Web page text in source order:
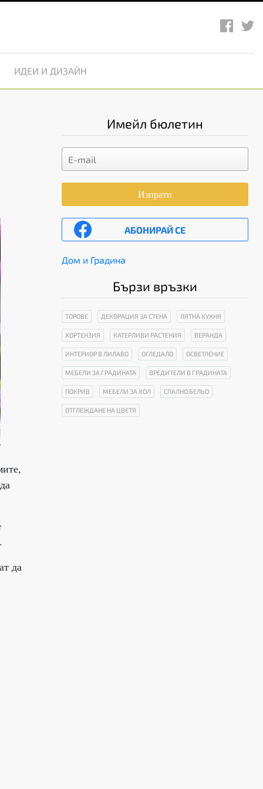
ИДЕИ И ДИЗАЙН
да
Имейл бюлетин
Изпрати
АБОНИРАЙ СЕ
Дом и Градина
Бързи връзки
ТОРОВЕ ДЕКОРАЦИЯ ЗА СТЕНА ЛЯТНА КУХНЯ
ХОРТЕНЗИЯ КАТЕРЛИВИ РАСТЕНИЯ ВЕРАНДА
ИНТЕРИОР В ЛИЛАВО ОГЛЕДАЛО ОСВЕТЛЕНИЕ
МЕБЕЛИ ЗА ГРАДИНАТА ВРЕДИТЕЛИ В ГРАДИНАТА
ПОКРИВ МЕБЕЛИ ЗА ХОЛ СПАЛНО БЕЛЬО
ОТГЛЕЖДАНЕ НА ЦВЕТЯ